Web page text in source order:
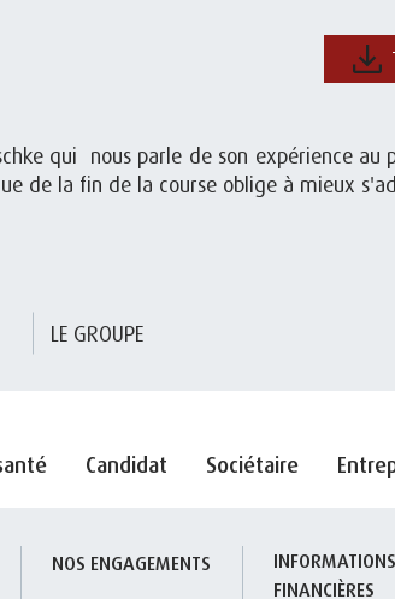
qui nous parle de son expérience
de la fin de la course oblige à mieux
LE GROUPE
Candidat Sociétaire
NOS ENGAGEMENTS
INFORMATIONS
FINANCIÈRES